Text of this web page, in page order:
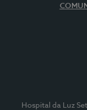
Hospital da Luz